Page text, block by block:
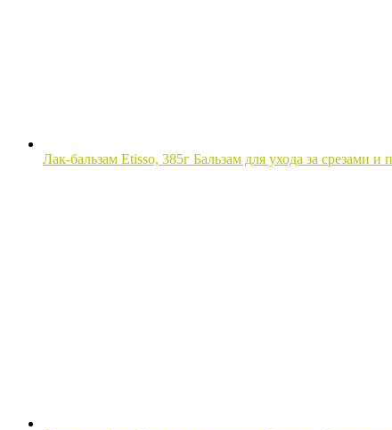
Лак-бальзам Etisso, 385г Бальзам для ухода за срезами